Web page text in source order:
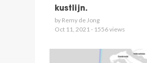
kustlijn.
by Remy de Jong
Oct 11, 2021 - 1556 views